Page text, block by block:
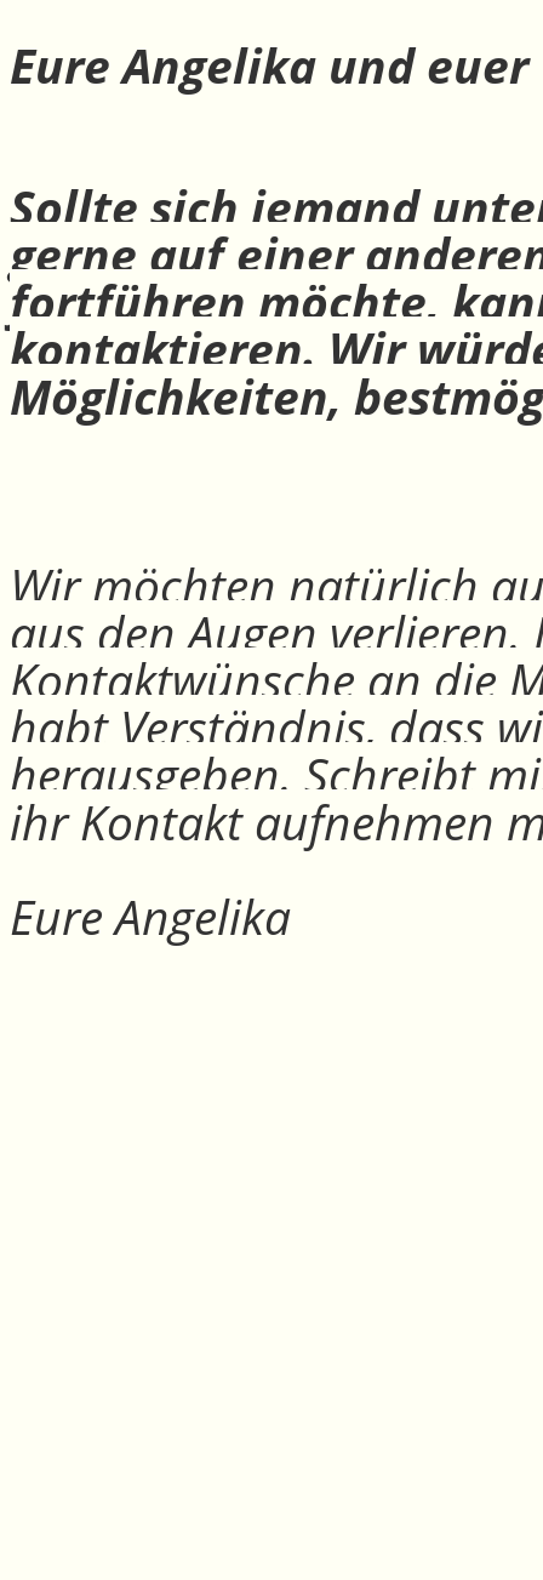
Eure Angelika und
Sollte sich jemand
gerne auf einer
fortführen möchte,
kontaktieren. Wir
Möglichkeiten,
Wir möchten natürlich
aus den Augen
Kontaktwünsche an die
habt Verständnis, dass
herausgeben. Schreibt
ihr Kontakt aufnehmen
Eure Angelika